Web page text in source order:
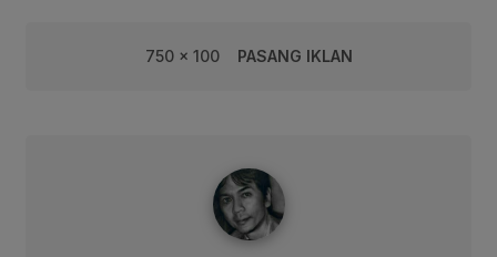
750 x 100 PASANG IKLAN